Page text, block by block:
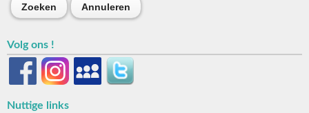
Zoeken Annuleren
Volg ons !
Nuttige links